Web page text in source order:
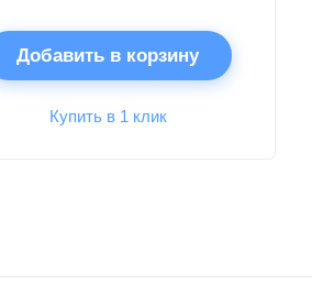
Добавить в корзину
Купить в 1 клик